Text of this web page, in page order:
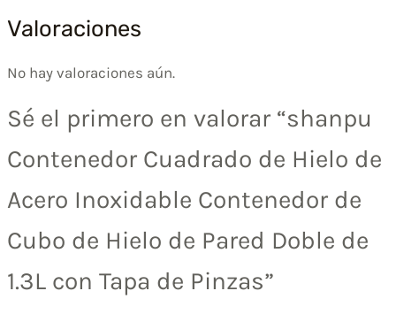
Valoraciones
No hay valoraciones aún.
Sé el primero en valorar “shanpu
Contenedor Cuadrado de Hielo de
Acero Inoxidable Contenedor de
Cubo de Hielo de Pared Doble de
1.3L con Tapa de Pinzas”